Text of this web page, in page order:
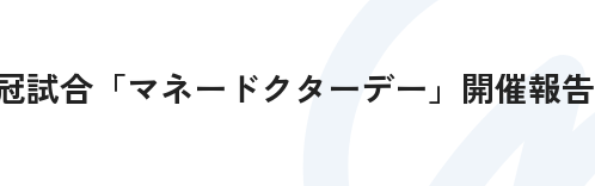
試合「マネードクターデー」開催報告